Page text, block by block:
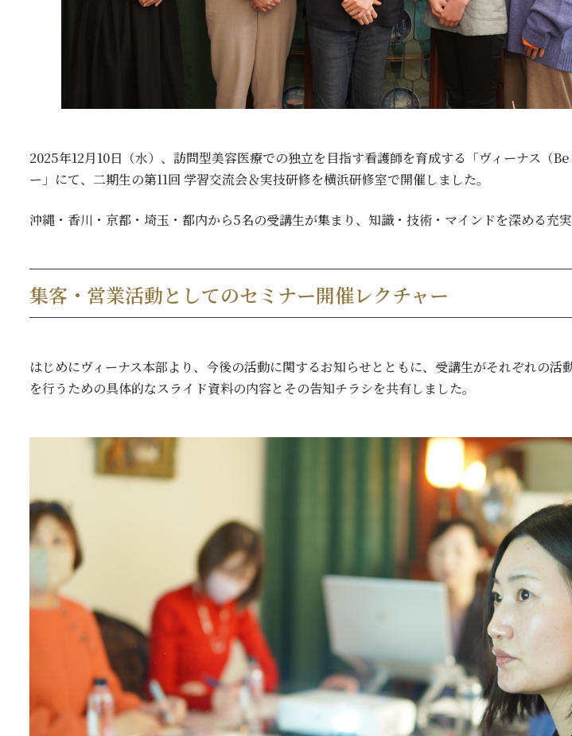
2025年12月10日（水）、訪問型美容医療での独立を目指す看護師を育成する「ヴィーナス（
ー」にて、二期生の第11回 学習交流会＆実技研修を横浜研修室で開催しました。
沖縄・香川・京都・埼玉・都内から5名の受講生が集まり、知識・技術・マインドを深める充実
集客・営業活動としてのセミナー開催レクチャー
はじめにヴィーナス本部より、今後の活動に関するお知らせとともに、受講生がそれぞれの活
を行うための具体的なスライド資料の内容とその告知チラシを共有しました。